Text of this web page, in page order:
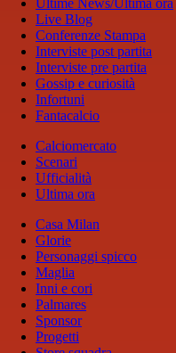
Ultime News/Ultima ora
Live Blog
Conferenze Stampa
Interviste post partita
Interviste pre partita
Gossip e curiosità
Infortuni
Fantacalcio
Calciomercato
Scenari
Ufficialità
Ultima ora
Casa Milan
Glorie
Personaggi spicco
Maglia
Inni e cori
Palmares
Sponsor
Progetti